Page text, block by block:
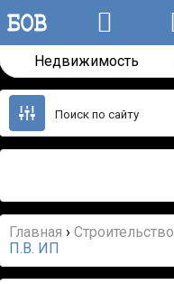
Недвижимость
Перейти
содержанию
Главная › Строительство
П.В. ИП